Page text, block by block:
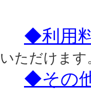
◆利用
いただけま
◆その